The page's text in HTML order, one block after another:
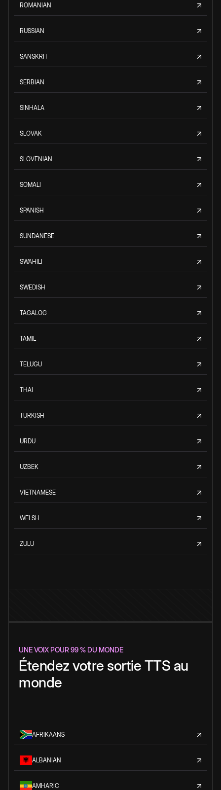
ROMANIAN
RUSSIAN
SANSKRIT
SERBIAN
SINHALA
SLOVAK
SLOVENIAN
SOMALI
SPANISH
SUNDANESE
SWAHILI
SWEDISH
TAGALOG
TAMIL
TELUGU
THAI
TURKISH
URDU
UZBEK
VIETNAMESE
WELSH
ZULU
UNE VOIX POUR 99 % DU MONDE
Étendez votre sortie TTS au
monde
AFRIKAANS
ALBANIAN
AMHARIC